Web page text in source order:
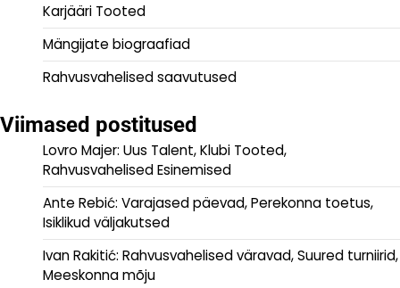
Karjääri Tooted
Mängijate biograafiad
Rahvusvahelised saavutused
Viimased postitused
Lovro Majer: Uus Talent, Klubi Tooted,
Rahvusvahelised Esinemised
Ante Rebić: Varajased päevad, Perekonna toetus,
Isiklikud väljakutsed
Ivan Rakitić: Rahvusvahelised väravad, Suured turniirid,
Meeskonna mõju